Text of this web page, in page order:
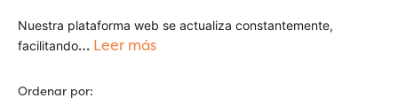
Nuestra plataforma web se actualiza constantemente,
facilitando… Leer más
Ordenar por: